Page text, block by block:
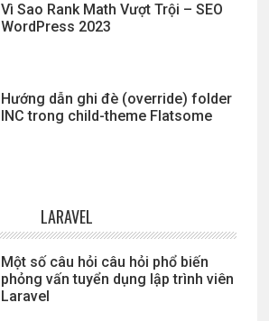
Vì Sao Rank Math Vượt Trội – SEO
WordPress 2023
Hướng dẫn ghi đè (override) folder
INC trong child-theme Flatsome
LARAVEL
Một số câu hỏi câu hỏi phổ biến
phỏng vấn tuyển dụng lập trình viên
Laravel